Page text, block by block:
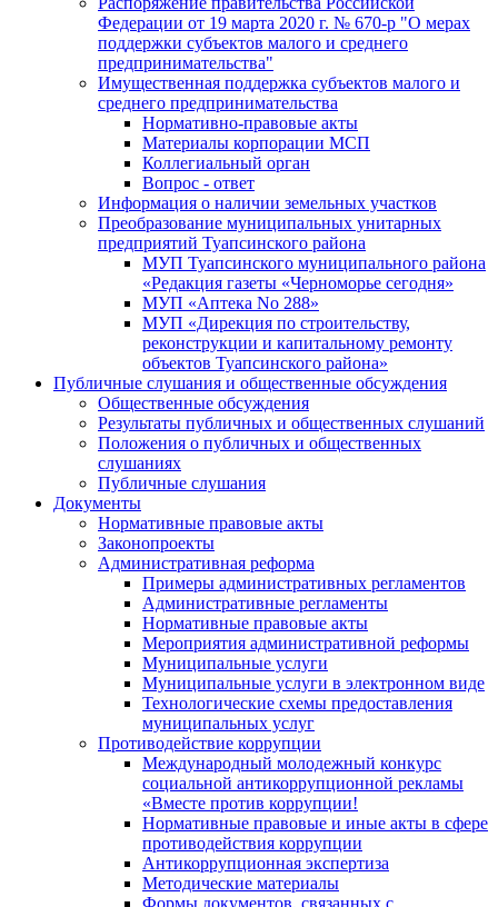
Федерации от 19 марта 2020 г. № 670-р "О мерах
поддержки субъектов малого и среднего
предпринимательства"
Имущественная поддержка субъектов малого и
среднего предпринимательства
Нормативно-правовые акты
Материалы корпорации МСП
Коллегиальный орган
Вопрос - ответ
Информация о наличии земельных участков
Преобразование муниципальных унитарных
предприятий Туапсинского района
МУП Туапсинского муниципального района
«Редакция газеты «Черноморье сегодня»
МУП «Аптека No 288»
МУП «Дирекция по строительству,
реконструкции и капитальному ремонту
объектов Туапсинского района»
Публичные слушания и общественные обсуждения
Общественные обсуждения
Результаты публичных и общественных слушаний
Положения о публичных и общественных
слушаниях
Публичные слушания
Документы
Нормативные правовые акты
Законопроекты
Административная реформа
Примеры административных регламентов
Административные регламенты
Нормативные правовые акты
Мероприятия административной реформы
Муниципальные услуги
Муниципальные услуги в электронном виде
Технологические схемы предоставления
муниципальных услуг
Противодействие коррупции
Международный молодежный конкурс
социальной антикоррупционной рекламы
«Вместе против коррупции!
Нормативные правовые и иные акты в сфере
противодействия коррупции
Антикоррупционная экспертиза
Методические материалы
Формы документов, связанных с